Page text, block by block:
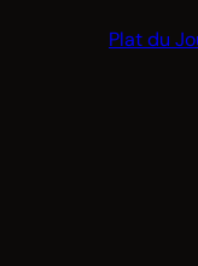
Plat du